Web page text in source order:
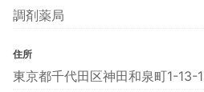
調剤薬局
住所
東京都千代田区神田和泉町1-13-